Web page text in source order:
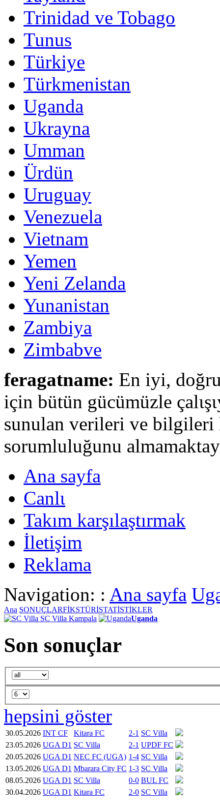
Trinidad ve Tobago
Tunus
Türkiye
Türkmenistan
Uganda
Ukrayna
Umman
Ürdün
Uruguay
Venezuela
Vietnam
Yemen
Yeni Zelanda
Yunanistan
Zambiya
Zimbabve
feragatname: En iyi,
için bütün gücümüzle
sunulan verileri ve bilgileri
sorumluluğunu
Ana sayfa
Canlι
Takım karşılaştırmak
İletişim
Reklama
Navigation: : Ana sayfa
Ana SONUÇLARFİKSTÜRİSTATİSTİKLER
SC Villa Kampala
Uganda
Son sonuçlar
hepsini göster
30.05.2026 INT CF Kitara FC 2-1 SC Villa
23.05.2026 UGA D1 SC Villa 2-1 UPDF FC
20.05.2026 UGA D1 NEC FC (UGA) 1-4 SC Villa
13.05.2026 UGA D1 Mbarara City FC 1-3 SC Villa
08.05.2026 UGA D1 SC Villa 0-0 BUL FC
30.04.2026 UGA D1 Kitara FC 2-0 SC Villa